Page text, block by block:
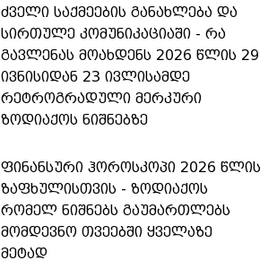
ძველი საქმეების განახლება და
სირთულე კომუნიკაციაში - რა
გავლენას მოახდენს 2026 წლის 29
ივნისიდან 23 ივლისამდე
რეტროგრადული მერკური
ზოდიაქოს ნიშნებზე
ფინანსური ჰოროსკოპი 2026 წლის
ზაფხულისთვის - ზოდიაქოს
რომელ ნიშნებს გაუმართლებს
მომდევნო თვეებში ყველაზე
მეტად